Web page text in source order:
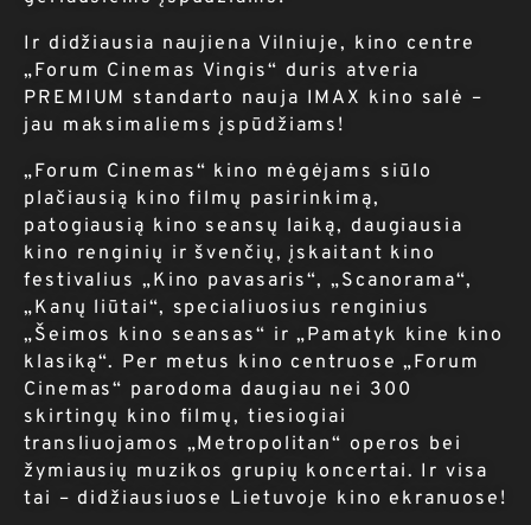
Ir didžiausia naujiena Vilniuje, kino centre
„Forum Cinemas Vingis“ duris atveria
PREMIUM standarto nauja IMAX kino salė –
jau maksimaliems įspūdžiams!
„Forum Cinemas“ kino mėgėjams siūlo
plačiausią kino filmų pasirinkimą,
patogiausią kino seansų laiką, daugiausia
kino renginių ir švenčių, įskaitant kino
festivalius „Kino pavasaris“, „Scanorama“,
„Kanų liūtai“, specialiuosius renginius
„Šeimos kino seansas“ ir „Pamatyk kine kino
klasiką“. Per metus kino centruose „Forum
Cinemas“ parodoma daugiau nei 300
skirtingų kino filmų, tiesiogiai
transliuojamos „Metropolitan“ operos bei
žymiausių muzikos grupių koncertai. Ir visa
tai – didžiausiuose Lietuvoje kino ekranuose!